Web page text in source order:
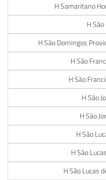
H Samaritano
H
H São Domingos
H São
H São
H São
H São
H São
H São
H São Lucas